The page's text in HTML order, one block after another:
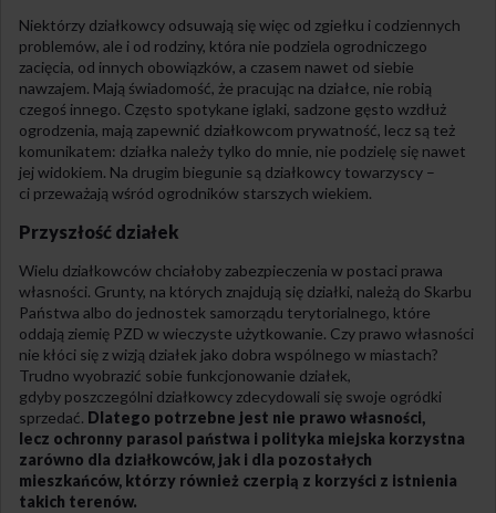
Niektórzy działkowcy odsuwają się więc od zgiełku i codziennych
problemów, ale i od rodziny, która nie podziela ogrodniczego
zacięcia, od innych obowiązków, a czasem nawet od siebie
nawzajem. Mają świadomość, że pracując na działce, nie robią
czegoś innego. Często spotykane iglaki, sadzone gęsto wzdłuż
ogrodzenia, mają zapewnić działkowcom prywatność, lecz są też
komunikatem: działka należy tylko do mnie, nie podzielę się nawet
jej widokiem. Na drugim biegunie są działkowcy towarzyscy –
ci przeważają wśród ogrodników starszych wiekiem.
Przyszłość działek
Wielu działkowców chciałoby zabezpieczenia w postaci prawa
własności. Grunty, na których znajdują się działki, należą do Skarbu
Państwa albo do jednostek samorządu terytorialnego, które
oddają ziemię PZD w wieczyste użytkowanie. Czy prawo własności
nie kłóci się z wizją działek jako dobra wspólnego w miastach?
Trudno wyobrazić sobie funkcjonowanie działek,
gdyby poszczególni działkowcy zdecydowali się swoje ogródki
sprzedać. Dlatego potrzebne jest nie prawo własności,
lecz ochronny parasol państwa i polityka miejska korzystna
zarówno dla działkowców, jak i dla pozostałych
mieszkańców, którzy również czerpią z korzyści z istnienia
takich terenów.